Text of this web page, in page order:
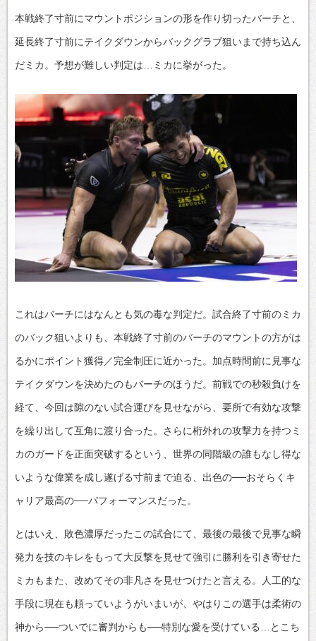
本戦終了寸前にマウントポジションの形を作り切ったバーチと、
延長終了寸前にテイクダウンからバックグラブ狙いまで持ち込ん
だミカ。予想が難しい判定は…ミカに挙がった。
これはバーチにはなんとも気の毒な判定だ。試合終了寸前のミカ
のバック狙いよりも、本戦終了寸前のバーチのマウントの方がは
るかにポイント獲得／完全制圧に近かった。加点時間前に見事な
テイクダウンを決めたのもバーチのほうだ。前戦での秒殺負けを
経て、今回は隙のない試合運びを見せながら、要所で有効な攻撃
を繰り出して互角に渡り合った。さらに桁外れの攻撃力を持つミ
カのガードを正面突破するという、世界の同階級の誰もなし得な
いような偉業を成し遂げる寸前まで迫る、出色の──おそらくキ
ャリア最高の──パフォーマンスだった。
とはいえ、敗色濃厚だったこの試合にて、最後の最後で見事な瞬
発力を技のキレをもって大反撃を見せて強引に勝利を引き寄せた
ミカもまた、改めてその非凡さを見せつけたと言える。人工的な
手段に現在も頼っていようがいまいが、やはりこの選手は柔術の
神から──ついでに審判からも──特別な愛を受けている…とこち